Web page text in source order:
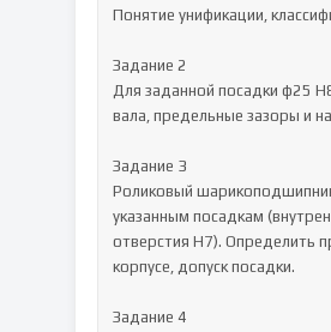
Понятие унификации,
Задание 2
Для заданной посадки φ25
вала, предельные зазоры и
Задание 3
Роликовый шарикоподшипник
указанным посадкам
отверстия H7). Определить
корпусе, допуск посадки.
Задание 4